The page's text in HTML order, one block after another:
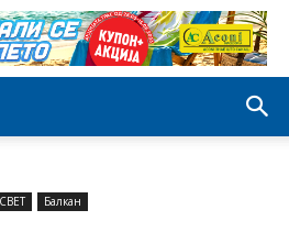
СВЕТ Балкан